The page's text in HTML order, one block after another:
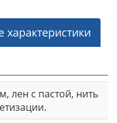
характеристики
лен с пастой, нить